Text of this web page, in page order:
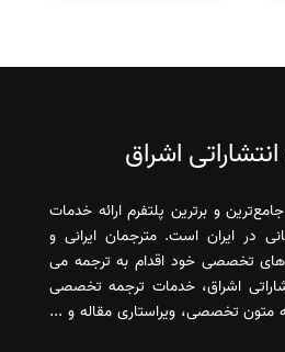
اشراق
و برترین پلتفرم ارائه خدمات
در ایران است. مترجمان ایرانی و
های تخصصی خود اقدام به ترجمه می
اشراق، خدمات ترجمه تخصصی
متون تخصصی، ویراستاری مقاله و ...